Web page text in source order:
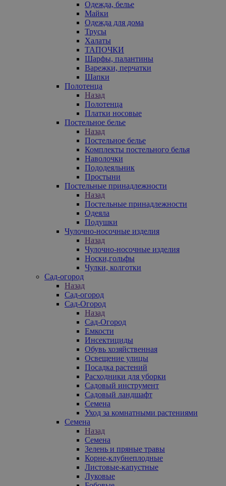
Одежда, белье
Майки
Одежда для дома
Трусы
Халаты
ТАПОЧКИ
Шарфы, палантины
Варежки, перчатки
Шапки
Полотенца
Назад
Полотенца
Платки носовые
Постельное белье
Назад
Постельное белье
Комплекты постельного белья
Наволочки
Пододеяльник
Простыни
Постельные принадлежности
Назад
Постельные принадлежности
Одеяла
Подушки
Чулочно-носочные изделия
Назад
Чулочно-носочные изделия
Носки,гольфы
Чулки, колготки
Сад-огород
Назад
Сад-огород
Сад-Огород
Назад
Сад-Огород
Емкости
Инсектициды
Обувь хозяйственная
Освещение улицы
Посадка растений
Расходники для уборки
Садовый инструмент
Садовый ландшафт
Семена
Уход за комнатными растениями
Семена
Назад
Семена
Зелень и пряные травы
Корне-клубнеплодные
Листовые-капустные
Луковые